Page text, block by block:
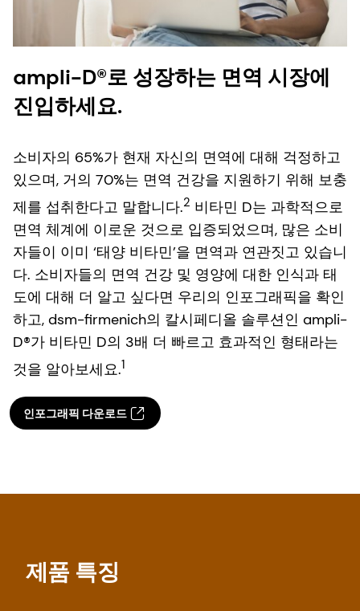
ampli-D®로 성장하는 면역 시장에
진입하세요.
소비자의 65%가 현재 자신의 면역에 대해 걱정하고
있으며, 거의 70%는 면역 건강을 지원하기 위해 보충
제를 섭취한다고 말합니다.2 비타민 D는 과학적으로
면역 체계에 이로운 것으로 입증되었으며, 많은 소비
자들이 이미 ‘태양 비타민’을 면역과 연관짓고 있습니
다. 소비자들의 면역 건강 및 영양에 대한 인식과 태
도에 대해 더 알고 싶다면 우리의 인포그래픽을 확인
하고, dsm-firmenich의 칼시페디올 솔루션인 ampli-
D®가 비타민 D의 3배 더 빠르고 효과적인 형태라는
것을 알아보세요.1
인포그래픽 다운로드
제품 특징